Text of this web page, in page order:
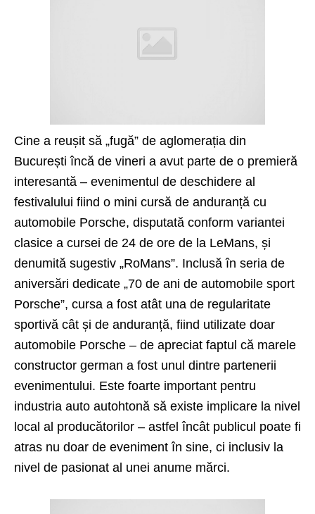
Cine a reușit să „fugă” de aglomerația din
București încă de vineri a avut parte de o premieră
interesantă – evenimentul de deschidere al
festivalului fiind o mini cursă de anduranță cu
automobile Porsche, disputată conform variantei
clasice a cursei de 24 de ore de la LeMans, și
denumită sugestiv „RoMans”. Inclusă în seria de
aniversări dedicate „70 de ani de automobile sport
Porsche”, cursa a fost atât una de regularitate
sportivă cât și de anduranță, fiind utilizate doar
automobile Porsche – de apreciat faptul că marele
constructor german a fost unul dintre partenerii
evenimentului. Este foarte important pentru
industria auto autohtonă să existe implicare la nivel
local al producătorilor – astfel încât publicul poate fi
atras nu doar de eveniment în sine, ci inclusiv la
nivel de pasionat al unei anume mărci.